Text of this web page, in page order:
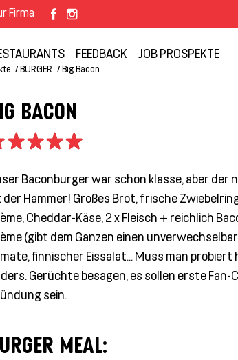
Firma
FEEDBACK JOB PROSPEKTE
BURGER Big Bacon
BACON
Baconburger war schon klasse, aber der
der Hammer! Großes Brot, frische
Cheddar-Käse, 2 x Fleisch + reichlich
(gibt dem Ganzen einen
finnischer Eissalat… Muss man probiert
Gerüchte besagen, es sollen erste Fan-
sein.
MEAL: